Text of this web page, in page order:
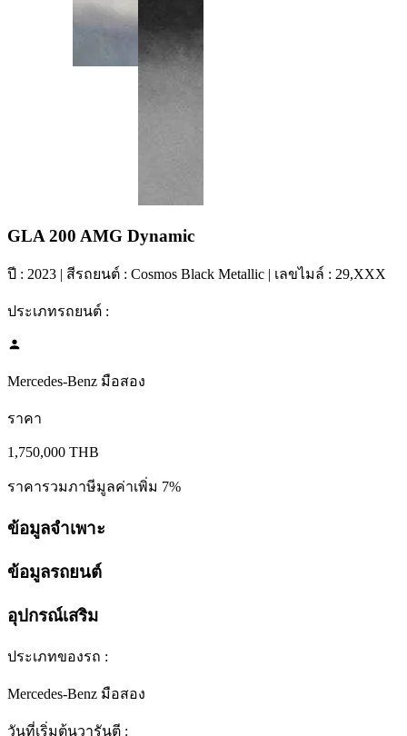
GLA 200 AMG Dynamic
ปี : 2023 | สีรถยนต์ : Cosmos Black Metallic | เลขไมล์ : 29,XXX
ประเภทรถยนต์ :
Mercedes-Benz มือสอง
ราคา
1,750,000 THB
ราคารวมภาษีมูลค่าเพิ่ม 7%
ข้อมูลจำเพาะ
ข้อมูลรถยนต์
อุปกรณ์เสริม
ประเภทของรถ :
Mercedes-Benz มือสอง
วันที่เริ่มต้นวารันตี :